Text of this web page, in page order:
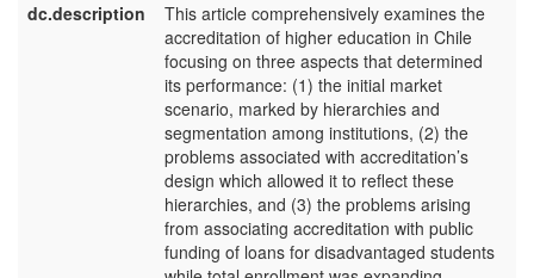
dc.description
This article comprehensively examines the
accreditation of higher education in Chile
focusing on three aspects that determined
its performance: (1) the initial market
scenario, marked by hierarchies and
segmentation among institutions, (2) the
problems associated with accreditation’s
design which allowed it to reflect these
hierarchies, and (3) the problems arising
from associating accreditation with public
funding of loans for disadvantaged students